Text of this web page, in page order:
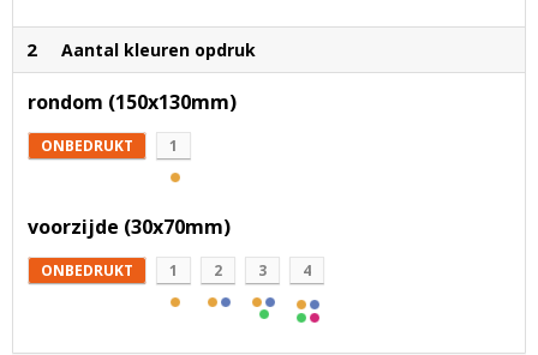
2 Aantal kleuren opdruk
rondom (150x130mm)
ONBEDRUKT 1
voorzijde (30x70mm)
ONBEDRUKT 1 2 3 4